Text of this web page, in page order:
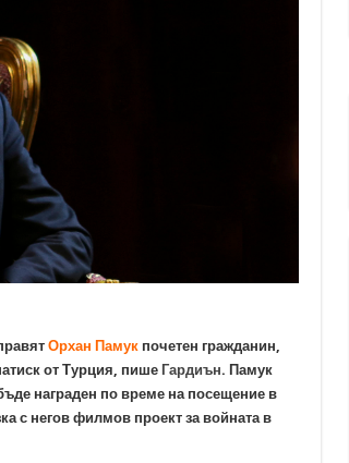
Орхан Памукпочетен гражданин,
от Турция, пише Гардиън. Памук
награден по време на посещение в
с негов филмов проект за войната в